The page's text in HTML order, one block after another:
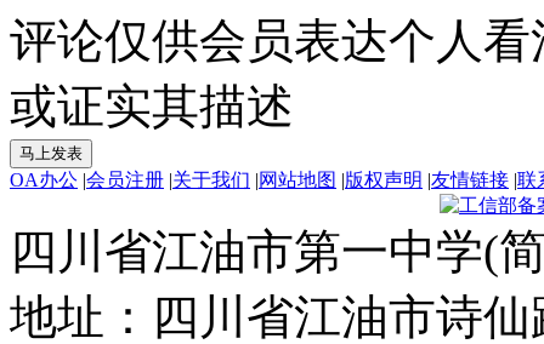
评论仅供会员表达个人
或证实其描述
OA办公 |会员注册 |关于我们 |网站地图 |版权声明 |友情链接 |联
四川省江油市第一中学(
地址：四川省江油市诗仙